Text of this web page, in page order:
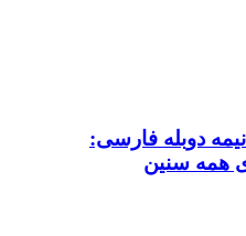
دوبله فارسی:
همه سنین